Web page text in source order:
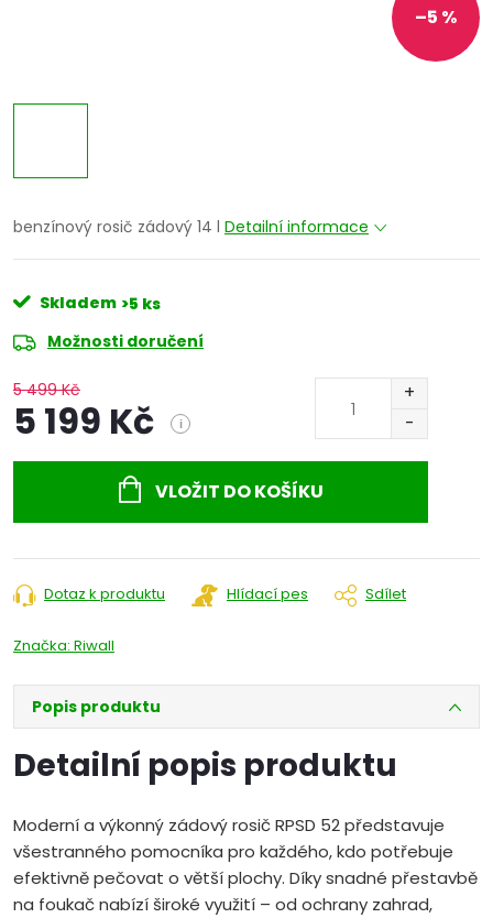
–5 %
benzínový rosič zádový 14 l Detailní informace
Skladem >5 ks
Možnosti doručení
5 499 Kč
5 199 Kč i
VLOŽIT DO KOŠÍKU
Dotaz k produktu Hlídací pes Sdílet
Značka: Riwall
Popis produktu
Detailní popis produktu
Moderní a výkonný zádový rosič RPSD 52 představuje
všestranného pomocníka pro každého, kdo potřebuje
efektivně pečovat o větší plochy. Díky snadné přestavbě
na foukač nabízí široké využití – od ochrany zahrad,